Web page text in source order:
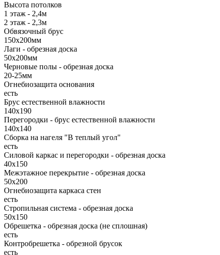
Высота потолков
1 этаж - 2,4м
2 этаж - 2,3м
Обвязочный брус
150х200мм
Лаги - обрезная доска
50х200мм
Черновые полы - обрезная доска
20-25мм
Огнебиозащита основания
есть
Брус естественной влажности
140х190
Перегородки - брус естественной влажности
140х140
Сборка на нагеля "В теплый угол"
есть
Силовой каркас и перегородки - обрезная доска
40х150
Межэтажное перекрытие - обрезная доска
50х200
Огнебиозащита каркаса стен
есть
Стропильная система - обрезная доска
50х150
Обрешетка - обрезная доска (не сплошная)
есть
Контробрешетка - обрезной брусок
есть